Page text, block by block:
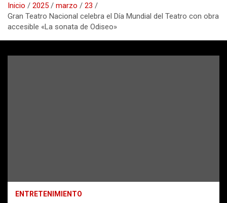
Inicio 2025 marzo
23
Gran Teatro Nacional celebra el Día Mundial del Teatro con obra
accesible «La sonata de Odiseo»
ENTRETENIMIENTO